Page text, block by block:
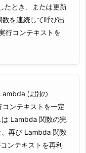
たとき、または更新
を連続して呼び出
行コンテキストを
は別の
ンテキストを一定
Lambda 関数の完
再び Lambda 関数
ンテキストを再利